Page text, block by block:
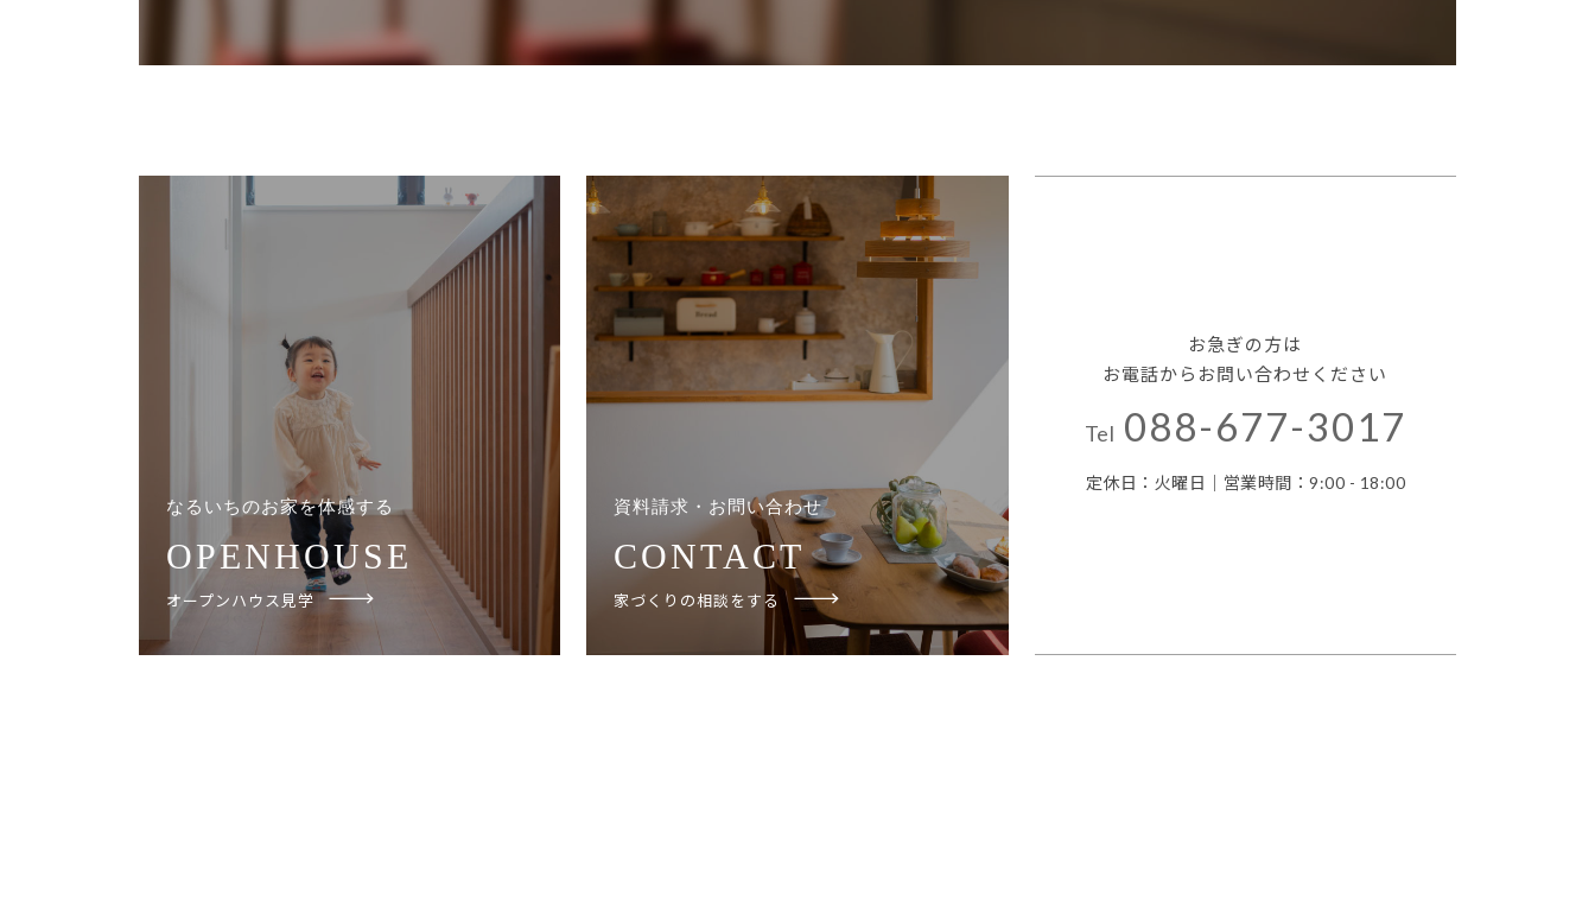
なるいちのお家を体感する
OPENHOUSE
オープンハウス見学
資料請求・お問い合わせ
CONTACT
家づくりの相談をする
お急ぎの方は
お電話からお問い合わせください
Tel 088-677-3017
定休日：火曜日｜営業時間：9:00 - 18:00